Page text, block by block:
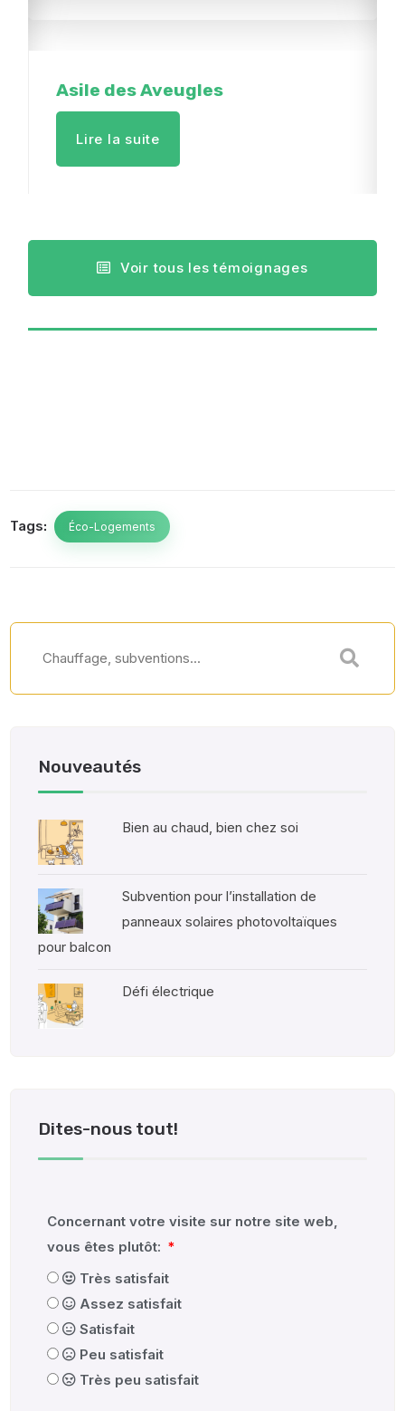
Asile des Aveugles
Lire la suite
Voir tous les témoignages
Tags: Éco-Logements
Nouveautés
Bien au chaud, bien chez soi
Subvention pour l’installation de
panneaux solaires photovoltaïques
pour balcon
Défi électrique
Dites-nous tout!
Concernant votre visite sur notre site web,
vous êtes plutôt:
Très satisfait
Assez satisfait
Satisfait
Peu satisfait
Très peu satisfait